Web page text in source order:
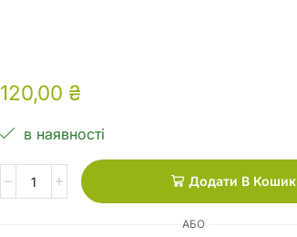
120,00 ₴
в наявності
Додати В Кошик
АБО